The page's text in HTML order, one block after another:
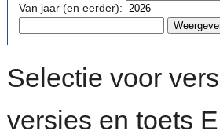
Van jaar (en eerder):
Selectie voor
versies en toets